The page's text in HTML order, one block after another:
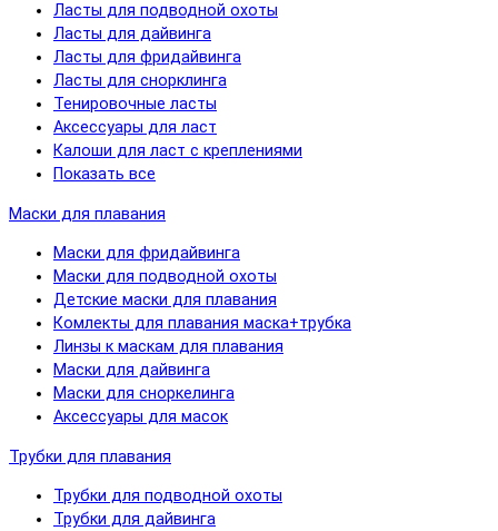
Ласты для подводной охоты
Ласты для дайвинга
Ласты для фридайвинга
Ласты для снорклинга
Тенировочные ласты
Аксессуары для ласт
Калоши для ласт с креплениями
Показать все
Маски для плавания
Маски для фридайвинга
Маски для подводной охоты
Детские маски для плавания
Комлекты для плавания маска+трубка
Линзы к маскам для плавания
Маски для дайвинга
Маски для сноркелинга
Аксессуары для масок
Трубки для плавания
Трубки для подводной охоты
Трубки для дайвинга